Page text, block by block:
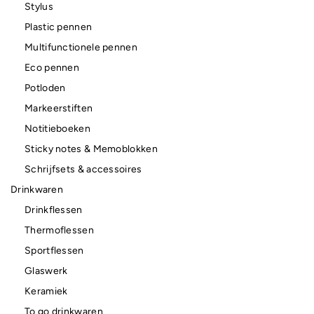
Stylus
Plastic pennen
Multifunctionele pennen
Eco pennen
Potloden
Markeerstiften
Notitieboeken
Sticky notes & Memoblokken
Schrijfsets & accessoires
Drinkwaren
Drinkflessen
Thermoflessen
Sportflessen
Glaswerk
Keramiek
To go drinkwaren